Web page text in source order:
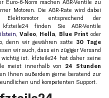
Euro-6-Norm machen AGR-Ventile zu
Motoren. Die AGR-Rate wird dabei
entsprechend der
kfzteile24 finden Sie AGR-Ventile
,Valeo, Hella, Blue Print oder
denn wir gewähren satte 30 Tage
wir auch, dass ein zügiger Versand
wichtig ist. kfzteile24 hat daher seine
meist innerhalb von 24 Stunden
Ihnen außerdem gerne beratend zur
und kompetenten Support.